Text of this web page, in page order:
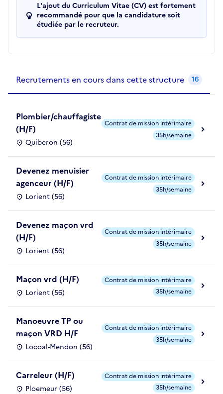
L'ajout du Curriculum Vitae (CV) est fortement
recommandé pour que la candidature soit
étudiée par le recruteur.
Recrutements en cours dans cette structure 16
Plombier/chauffagiste
(H/F)
Quiberon (56)
Contrat de mission intérimaire
35h/semaine
Devenez menuisier
agenceur (H/F)
Lorient (56)
Contrat de mission intérimaire
35h/semaine
Devenez maçon vrd
(H/F)
Lorient (56)
Contrat de mission intérimaire
35h/semaine
Maçon vrd (H/F)
Lorient (56)
Contrat de mission intérimaire
35h/semaine
Manoeuvre TP ou
maçon VRD H/F
Locoal-Mendon (56)
Contrat de mission intérimaire
35h/semaine
Carreleur (H/F)
Ploemeur (56)
Contrat de mission intérimaire
35h/semaine